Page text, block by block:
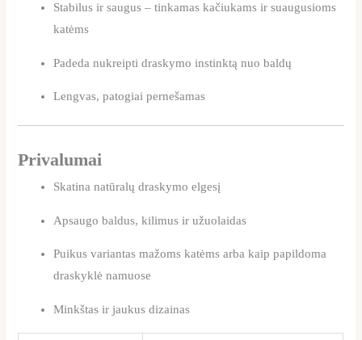
Stabilus ir saugus – tinkamas kačiukams ir suaugusioms
katėms
Padeda nukreipti draskymo instinktą nuo baldų
Lengvas, patogiai pernešamas
Privalumai
Skatina natūralų draskymo elgesį
Apsaugo baldus, kilimus ir užuolaidas
Puikus variantas mažoms katėms arba kaip papildoma
draskyklė namuose
Minkštas ir jaukus dizainas